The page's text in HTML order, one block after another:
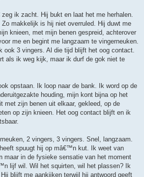
zeg ik zacht. Hij bukt en laat het me herhalen.
Zo makkelijk is hij niet overruled. Hij duwt me
knieen, met mijn benen gespreid, achterover
me en begint me langzaam te vingerneuken.
ook 3 vingers. Al die tijd blijft het oog contact.
als ik weg kijk, maar ik durf de gok niet te
opstaan. Ik loop naar de bank. Ik word op de
houding, mijn kont bijna op het
met zijn benen uit elkaar, gekleed, op de
op zijn knieen. Het oog contact blijft en ik
2 vingers, 3 vingers. Snel, langzaam.
spuugt hij op mâ€™n kut. Ik weet van
maar in de fysieke sensatie van het moment
lijf wil. Wil het squirten, wil het plassen? Ik
blijft me aankijken terwijl hij antwoord geeft